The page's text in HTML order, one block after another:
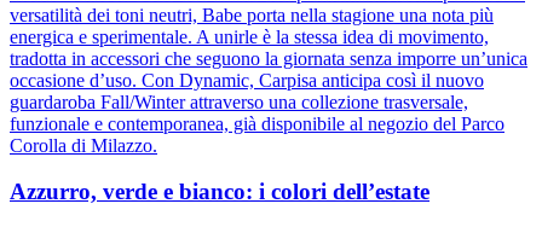
versatilità dei toni neutri, Babe porta nella stagione una nota più
energica e sperimentale. A unirle è la stessa idea di movimento,
tradotta in accessori che seguono la giornata senza imporre un’unica
occasione d’uso. Con Dynamic, Carpisa anticipa così il nuovo
guardaroba Fall/Winter attraverso una collezione trasversale,
funzionale e contemporanea, già disponibile al negozio del Parco
Corolla di Milazzo.
Azzurro, verde e bianco: i colori dell’estate